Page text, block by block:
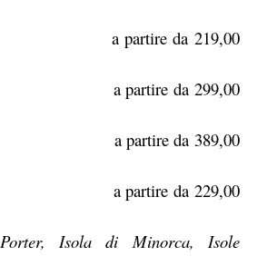
partire da 219,00
da 299,00
partire da 389,00
da 229,00
Isola di Minorca, Isole